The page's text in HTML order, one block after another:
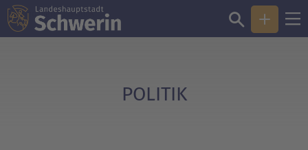
Sie sind hier: Politik
POLITIK